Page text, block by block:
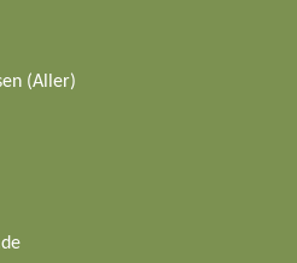
(Aller)